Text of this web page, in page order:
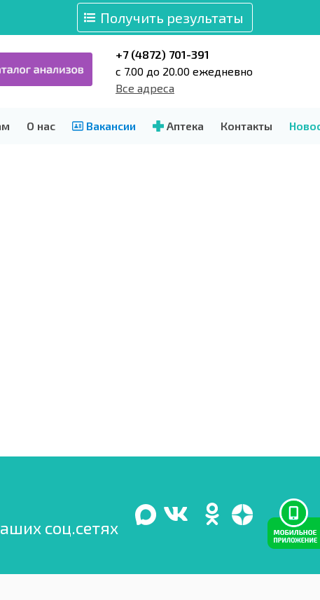
Получить результаты
+7 (4872) 701-391
c 7.00 до 20.00 ежедневно
Все адреса
О нас Вакансии Аптека Контакты
соц.сетях